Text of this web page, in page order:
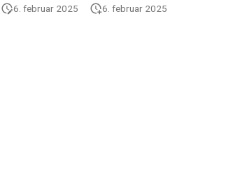
6. februar 2025 6. februar 2025